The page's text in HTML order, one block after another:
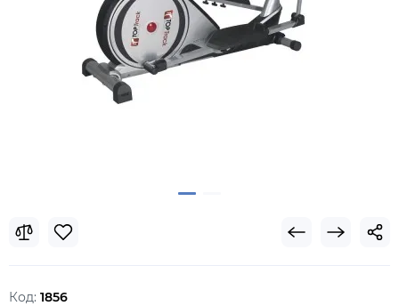
Код: 1856